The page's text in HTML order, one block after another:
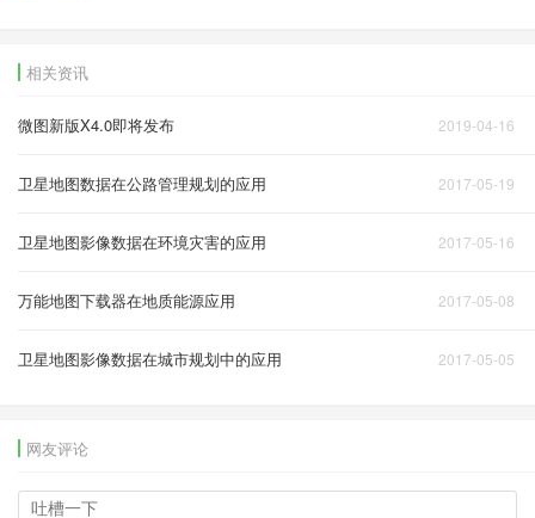
相关资讯
2019-04-16
微图新版X4.0即将发布
2017-05-19
卫星地图数据在公路管理规划的应用
2017-05-16
卫星地图影像数据在环境灾害的应用
2017-05-08
万能地图下载器在地质能源应用
2017-05-05
卫星地图影像数据在城市规划中的应用
网友评论